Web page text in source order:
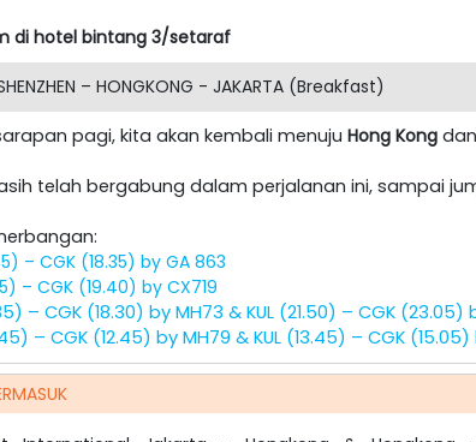
di hotel bintang 3/setaraf
– HONGKONG - JAKARTA (Breakfast)
pagi, kita akan kembali menuju Hong Kong
telah bergabung dalam perjalanan ini, sampai
– CGK (18.35) by GA 863
– CGK (19.40) by CX719
– CGK (18.30) by MH73 & KUL (21.50) – CGK (23.05)
– CGK (12.45) by MH79 & KUL (13.45) – CGK (15.05)